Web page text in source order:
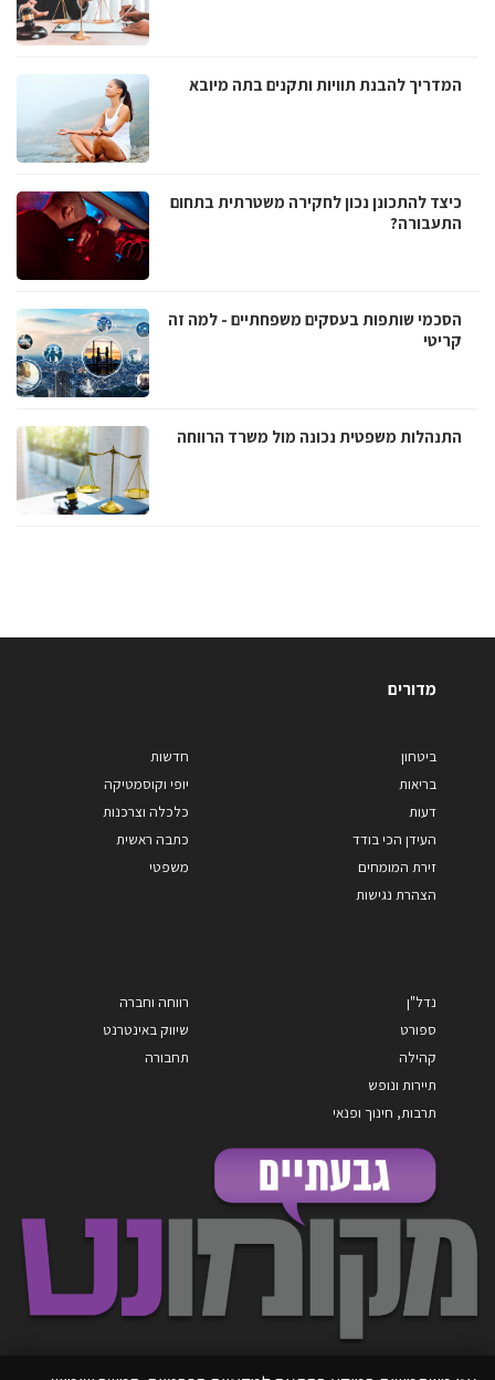
המדריך להבנת תוויות ותקנים בתה מיובא
כיצד להתכונן נכון לחקירה משטרתית בתחום
התעבורה?
הסכמי שותפות בעסקים משפחתיים - למה זה
קריטי
התנהלות משפטית נכונה מול משרד הרווחה
מדורים
ביטחון
בריאות
דעות
העידן הכי בודד
זירת המומחים
הצהרת נגישות
חדשות
יופי וקוסמטיקה
כלכלה וצרכנות
כתבה ראשית
משפטי
נדל"ן
ספורט
קהילה
תיירות ונופש
תרבות, חינוך ופנאי
רווחה וחברה
שיווק באינטרנט
תחבורה